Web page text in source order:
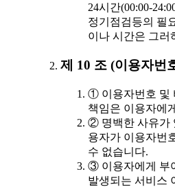
24시간(00:00-
정기점검등의 필
이나 시간은 그러
제 10 조 (이용자번
① 이용자번호 및
책임은 이용자에
② 명백한 사유가
용자가 이용자번
수 없습니다.
③ 이용자에게 부
발생되는 서비스